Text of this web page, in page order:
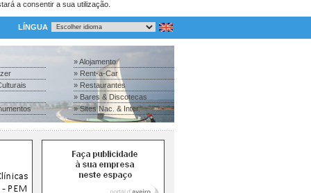
a consentir a sua utilização.
LÍNGUA
» Alojamento
» Rent-a-Car
» Restaurantes
» Bares & Discotecas
» Sites Nac. & Inter.